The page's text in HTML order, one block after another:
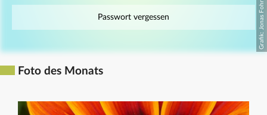
Passwort vergessen
Foto des Monats